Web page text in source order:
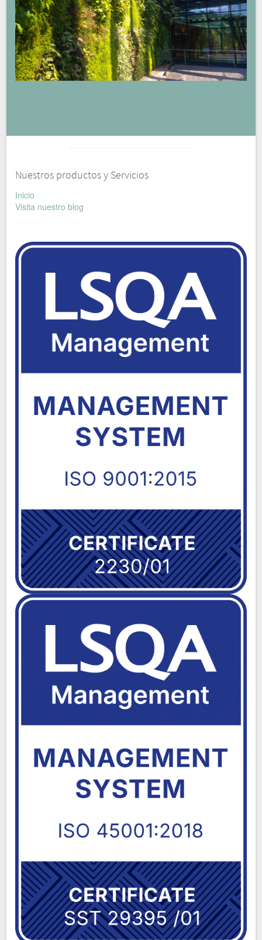
Nuestros productos y Servicios
Inicio
Visita nuestro blog